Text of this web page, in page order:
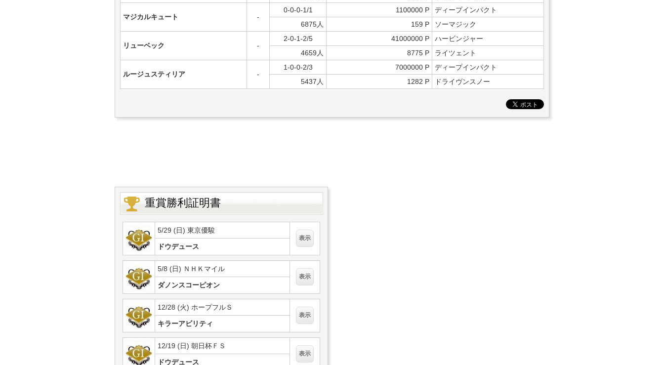
マジカルキュート -
0-0-0-1/1 1100000 P
ディープインパクト
6875人
159 P ソーマジック
リューベック -
2-0-1-2/5 41000000 P
ハービンジャー
4659人
8775 P ライツェント
ルージュスティリア -
1-0-0-2/3 7000000 P
ディープインパクト
5437人
1282 P ドライヴンスノー
重賞勝利証明書
5/29 (日) 東京優駿
ドウデュース
5/8 (日) ＮＨＫマイル
ダノンスコーピオン
12/28 (火) ホープフルＳ
キラーアビリティ
12/19 (日) 朝日杯ＦＳ
ドウデュース